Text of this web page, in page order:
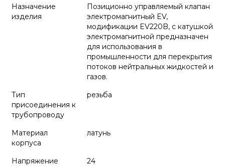
Назначение
изделия
Позиционно управляемый клапан
электромагнитный EV,
модификации EV220B, с катушкой
электромагнитной предназначен
для использования в
промышленности для перекрытия
потоков нейтральных жидкостей и
газов.
Тип
присоединения к
трубопроводу
резьба
Материал
корпуса
латунь
Напряжение
24